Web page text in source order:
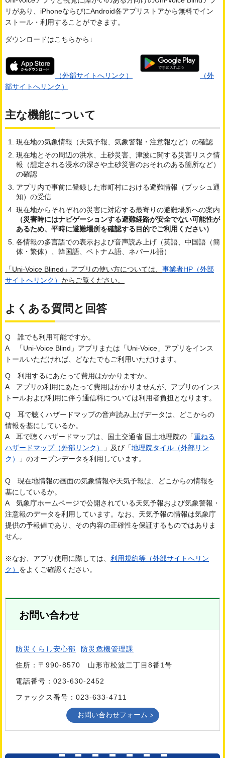
リがあり、iPhoneならびにAndroid各アプリストアから無料でイン
ストール・利用することができます。
ダウンロードはこちらから↓
（外部サイトへリンク）
（外
部サイトへリンク）
主な機能について
現在地の気象情報（天気予報、気象警報・注意報など）の確認
現在地とその周辺の洪水、土砂災害、津波に関する災害リスク情
報（想定される浸水の深さや土砂災害のおそれのある箇所など）
の確認
アプリ内で事前に登録した市町村における避難情報（プッシュ通
知）の受信
現在地からそれぞれの災害に対応する最寄りの避難場所への案内
（災害時にはナビゲーションする避難経路が安全でない可能性が
あるため、平時に避難場所を確認する目的でご利用ください）
各情報の多言語での表示および音声読み上げ（英語、中国語（簡
体・繁体）、韓国語、ベトナム語、ネパール語）
「Uni-Voice Blined」アプリの使い方については、 事業者HP（外部
サイトへリンク） からご覧ください。
よくある質問と回答
Q 誰でも利用可能ですか。
A 「Uni-Voice Blind」アプリまたは「Uni-Voice」アプリをインス
トールいただければ、どなたでもご利用いただけます。
Q 利用するにあたって費用はかかりますか。
A アプリの利用にあたって費用はかかりませんが、アプリのインス
トールおよび利用に伴う通信料については利用者負担となります。
Q 耳で聴くハザードマップの音声読み上げデータは、どこからの
情報を基にしているか。
A 耳で聴くハザードマップは、国土交通省 国土地理院の「重ねる
ハザードマップ（外部リンク）
」及び「地理院タイル（外部リン
ク）
」のオープンデータを利用しています。
Q 現在地情報の画面の気象情報や天気予報は、どこからの情報を
基にしているか。
A 気象庁ホームページで公開されている天気予報および気象警報・
注意報のデータを利用しています。なお、天気予報の情報は気象庁
提供の予報値であり、その内容の正確性を保証するものではありま
せん。
※なお、アプリ使用に際しては、 利用規約等（外部サイトへリン
ク） をよくご確認ください。
お問い合わせ
防災くらし安心部
防災危機管理課
住所：〒990-8570 山形市松波二丁目8番1号
電話番号：023-630-2452
ファックス番号：023-633-4711